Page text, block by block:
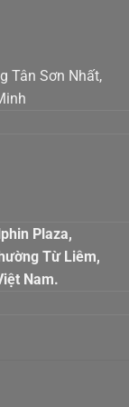
Tân Sơn
Dolphin
Từ
Nam.